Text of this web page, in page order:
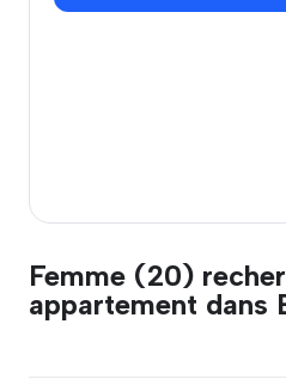
Femme (20)
appartement dans